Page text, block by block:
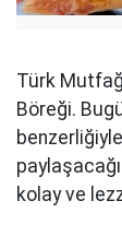
Türk
Böreği.
kolay ve